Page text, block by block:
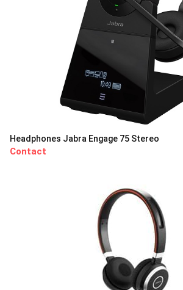
Headphones Jabra Engage 75 Stereo
Contact